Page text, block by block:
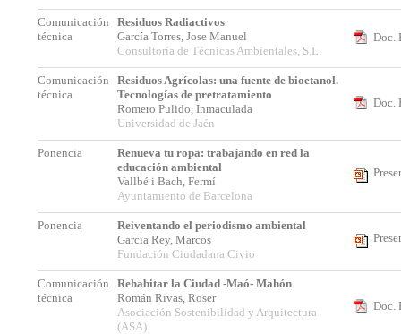
Comunicación
técnica
Residuos Radiactivos
García Torres, Jose Manuel
Consultoría de Técnicas Ambientales, S.L.
Doc.
Comunicación
técnica
Residuos Agrícolas: una fuente de bioetanol.
Tecnologías de pretratamiento
Romero Pulido, Inmaculada
Universidad de Jaén
Doc.
Ponencia
Renueva tu ropa: trabajando en red la
educación ambiental
Vallbé i Bach, Fermí
Ayuntamiento de Barcelona
Ponencia
Reiventando el periodismo ambiental
García Rey, Marcos
Fundación Ciudadana Civio
Comunicación
técnica
Rehabitar la Ciudad -Maó- Mahón
Román Rivas, Roser
Asociación Sostenibilidad y Arquitectura
(ASA)
Doc.